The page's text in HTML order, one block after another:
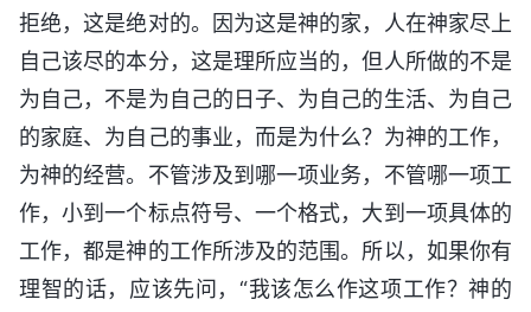
拒绝，这是绝对的。因为这是神的家，人在神家尽上
自己该尽的本分，这是理所应当的，但人所做的不是
为自己，不是为自己的日子、为自己的生活、为自己
的家庭、为自己的事业，而是为什么？为神的工作，
为神的经营。不管涉及到哪一项业务，不管哪一项工
作，小到一个标点符号、一个格式，大到一项具体的
工作，都是神的工作所涉及的范围。所以，如果你有
理智的话，应该先问，“我该怎么作这项工作？神的